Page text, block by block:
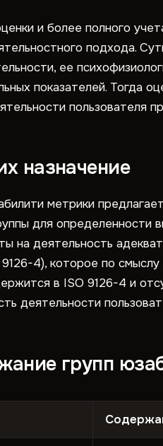
и более полного
подхода.
ее
показателей. Тогда
пользователя
назначение
метрики
для определенности
на деятельность
4), которое по
в ISO 9126-4 и
деятельности
групп